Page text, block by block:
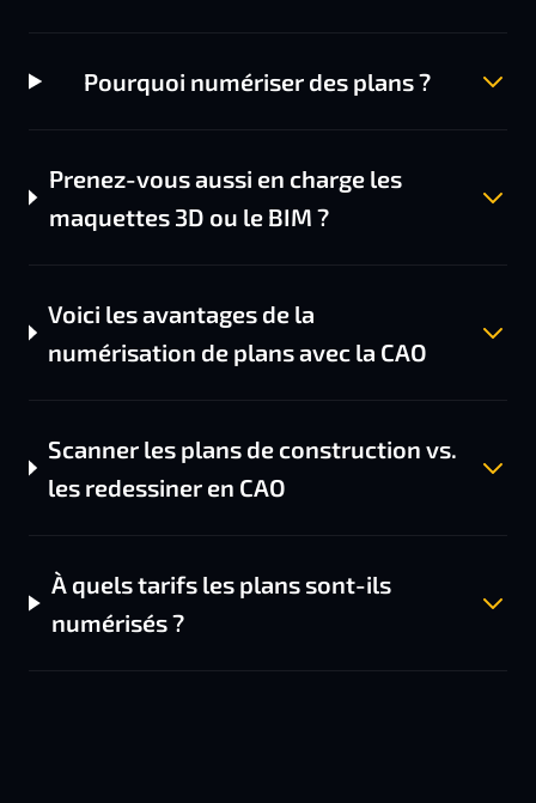
Pourquoi numériser des plans ?
Prenez-vous aussi en charge les
maquettes 3D ou le BIM ?
Voici les avantages de la
numérisation de plans avec la CAO
Scanner les plans de construction vs.
les redessiner en CAO
À quels tarifs les plans sont-ils
numérisés ?